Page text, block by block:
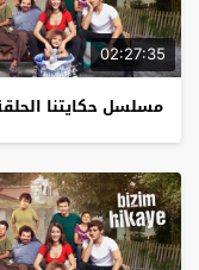
02:27:35
مسلسل حكايتنا الحلقة